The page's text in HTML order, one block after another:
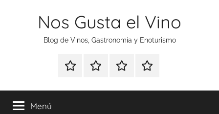
Nos Gusta el Vino
Blog de Vinos, Gastronomía y Enoturismo
Especial
Tonics
Enoturismo
Gastronomía
RankingContacto
Menú